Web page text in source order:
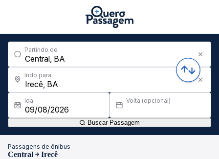
Partindo de
Indo para
Ida Volta (opcional)
Buscar Passagem
Passagens de ônibus
Central Irecê